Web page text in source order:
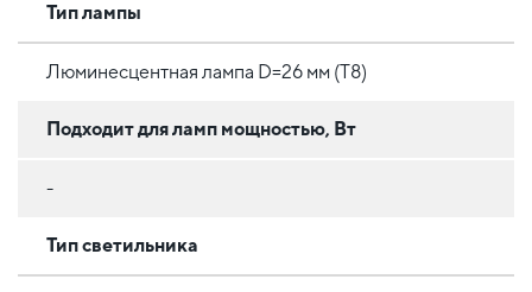
Тип лампы
Люминесцентная лампа D=26 мм (T8)
Подходит для ламп мощностью, Вт
-
Тип светильника